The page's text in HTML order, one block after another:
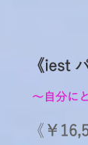
《iest
～自分に
《 ￥